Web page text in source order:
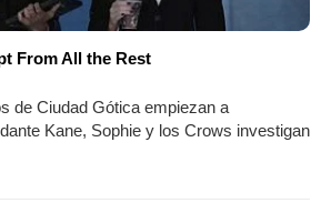
From All the Rest
de Ciudad Gótica empiezan a
Kane, Sophie y los Crows investigan